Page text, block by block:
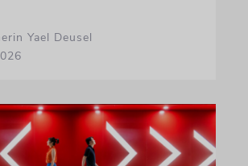
Yael Deusel